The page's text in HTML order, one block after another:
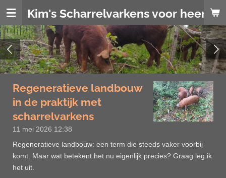
Ga
naar
de
hoofdinhoud
Kim's Scharrelvarkens voor
Regeneratieve landbouw
in de praktijk met
scharrelvarkens
11 mei 2026 12:38
Regeneratieve landbouw: een term die steeds vaker voorbij
komt. Maar wat betekent het nu eigenlijk precies? Graag leg ik
het uit.